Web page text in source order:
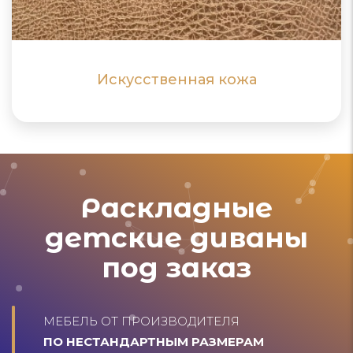
Искусственная кожа
могут обладать химическим запахом
ПОДРОБНЕЕ
ПОДРОБНЕЕ
Раскладные
детские диваны
под заказ
МЕБЕЛЬ ОТ ПРОИЗВОДИТЕЛЯ
ПО НЕСТАНДАРТНЫМ РАЗМЕРАМ